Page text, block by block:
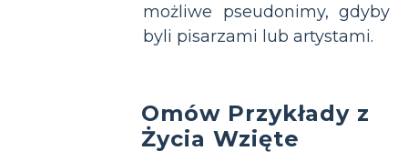
możliwe pseudonimy, gdyby
byli pisarzami lub artystami.
Omów Przykłady z
Życia Wzięte